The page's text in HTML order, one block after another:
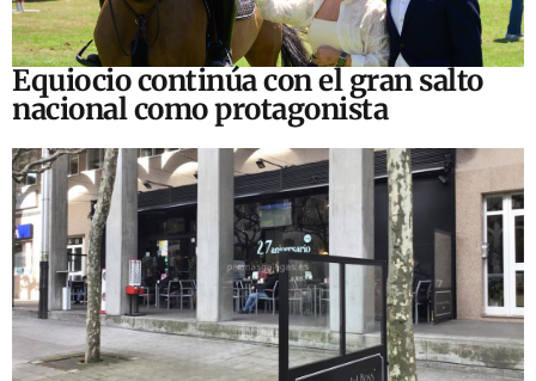
Equiocio continúa con el gran salto
nacional como protagonista